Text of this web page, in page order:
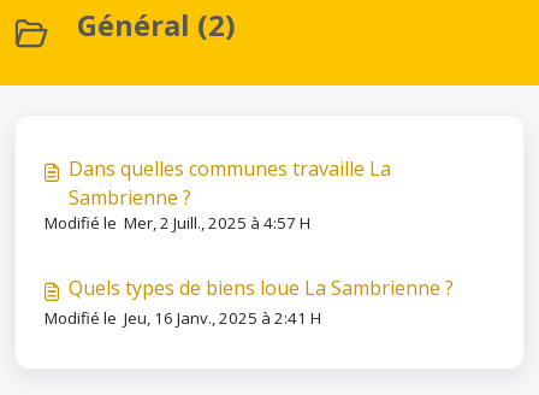
Général (2)
Dans quelles communes travaille La
Sambrienne ?
Modifié le Mer, 2 Juill., 2025 à 4:57 H
Quels types de biens loue La Sambrienne ?
Modifié le Jeu, 16 Janv., 2025 à 2:41 H